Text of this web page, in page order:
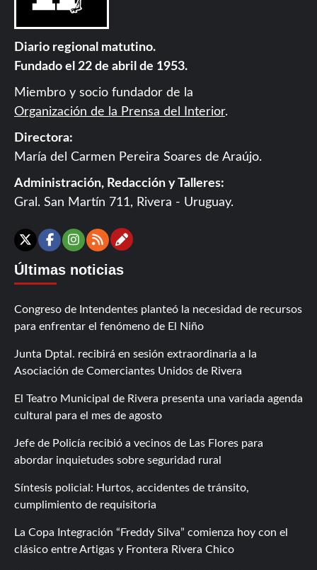
Diario regional matutino.
Fundado el 22 de abril de 1953.
Miembro y socio fundador de la
Organización de la Prensa del Interior.
Directora:
María del Carmen Pereira Soares de Araújo.
Administración, Redacción y Talleres:
Gral. San Martín 711, Rivera - Uruguay.
X Facebook
Instagram
RSSContáctanos
Últimas noticias
Congreso de Intendentes planteó la necesidad de recursos
para enfrentar el fenómeno de El Niño
Junta Dptal. recibirá en sesión extraordinaria a la
Asociación de Comerciantes Unidos de Rivera
El Teatro Municipal de Rivera presenta una variada agenda
cultural para el mes de agosto
Jefe de Policía recibió a vecinos de Las Flores para
abordar inquietudes sobre seguridad rural
Síntesis policial: Hurtos, accidentes de tránsito,
cumplimiento de requisitoria
La Copa Integración “Freddy Silva” comienza hoy con el
clásico entre Artigas y Frontera Rivera Chico